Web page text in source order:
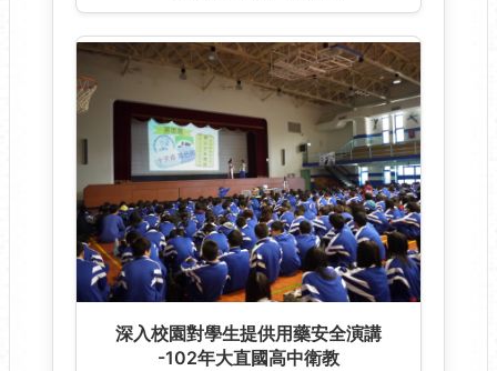
深入校園對學生提供用藥安全演講
-102年大直國高中衛教